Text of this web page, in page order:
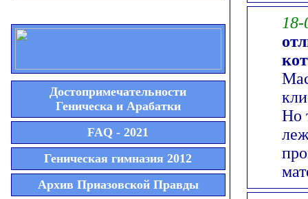
Достопримечательности
Геническа и Арабатки
FAQ - 2021
Геническая гимназия 2012
Архив Приазовской Правды
18-
Но